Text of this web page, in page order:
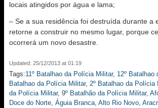
locais atingidos por água e lama;
– Se a sua residência foi destruída durante a
retorne a construir no mesmo lugar, porque
ocorrerá um novo desastre.
Updated: 25/12/2013 at 01:19
Tags:11º Batalhao da Polícia Militar, 12º Batalhao
Batalhao da Polícia Militar, 2º Batalhao da Polícia
da Polícia Militar, 9º Batalhão da Polícia Militar,
Doce do Norte, Águia Branca, Alto Rio Novo,